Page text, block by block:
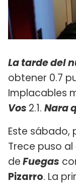
La tarde del
obtener 0.7
Implacables
Vos 2.1. Nara
Este sábado,
Trece puso
deFuegas
Pizarro. La